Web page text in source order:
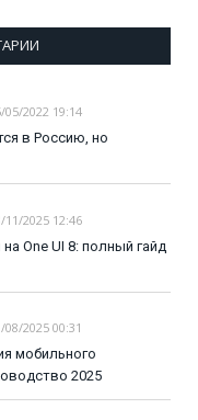
05/2022 19:14
в Россию, но
11/2025 12:46
One UI 8: полный гайд
08/2025 00:31
мобильного
2025